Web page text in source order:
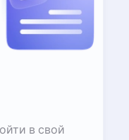
в свой